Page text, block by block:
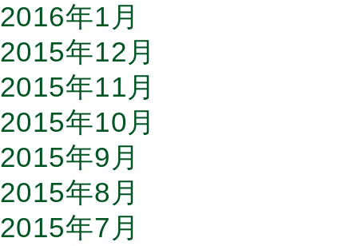
2016年1月
2015年12月
2015年11月
2015年10月
2015年9月
2015年8月
2015年7月